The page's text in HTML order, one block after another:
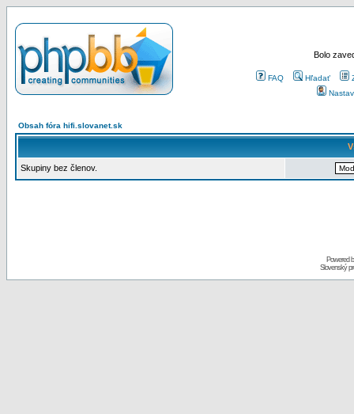
Bolo
FAQ Hľadať
Obsah fóra hifi.slovanet.sk
Skupiny bez členov.
Powered
Slovenský